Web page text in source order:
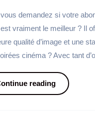
demandez si votre
vraiment le meilleur ? Il
qualité d’image et une
cinéma ? Avec tant
reading